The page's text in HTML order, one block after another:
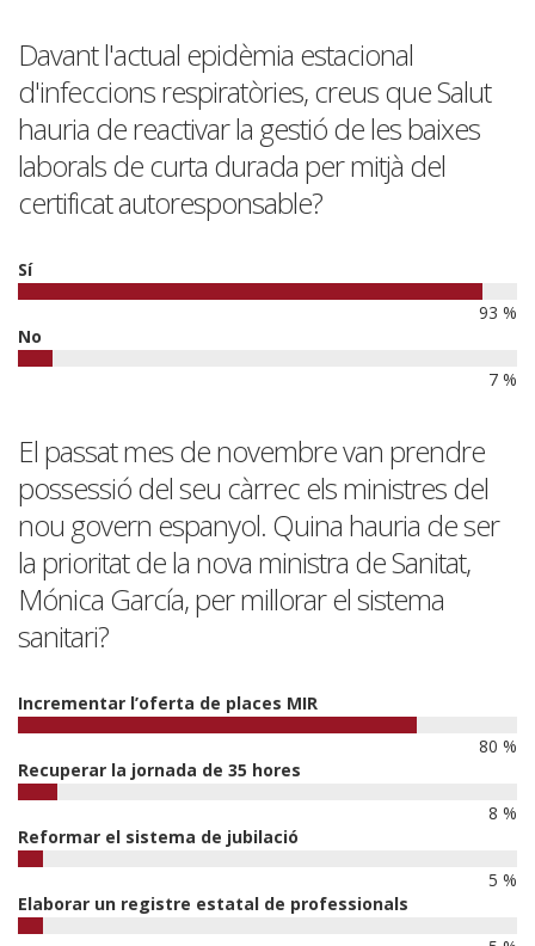
Davant l'actual epidèmia estacional
d'infeccions respiratòries, creus que Salut
hauria de reactivar la gestió de les baixes
laborals de curta durada per mitjà del
certificat autoresponsable?
Sí
93 %
No
7 %
El passat mes de novembre van prendre
possessió del seu càrrec els ministres del
nou govern espanyol. Quina hauria de ser
la prioritat de la nova ministra de Sanitat,
Mónica García, per millorar el sistema
sanitari?
Incrementar l’oferta de places MIR
80 %
Recuperar la jornada de 35 hores
8 %
Reformar el sistema de jubilació
5 %
Elaborar un registre estatal de professionals